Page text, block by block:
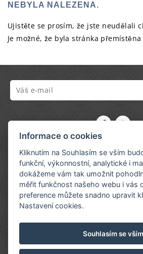
NEBYLA NALEZENA.
Ujistěte se prosím, že jste neudělali
Je možné, že byla stránka
My Hotel
+420 222 592
+420 773 371
Praha 3 - Žižkov,
Ubytovací řád
Informace o cookies
Kliknutím na Souhlasím se vším
funkční, výkonnostní, analytické i
dokážeme vám tak umožnit
měřit funkčnost našeho webu i vás
preference můžete snadno upravit
Nastavení cookies.
Souhlasím se vším